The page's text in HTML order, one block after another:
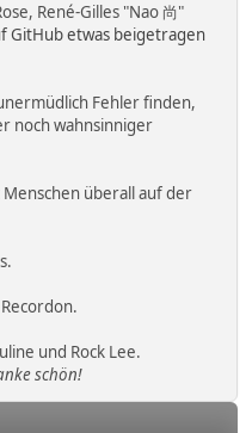
René-Gilles "Nao 尚"
GitHub etwas beigetragen
Fehler finden,
noch wahnsinniger
überall auf der
und Rock Lee.
schön!